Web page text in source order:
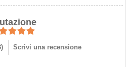
) Scrivi una recensione